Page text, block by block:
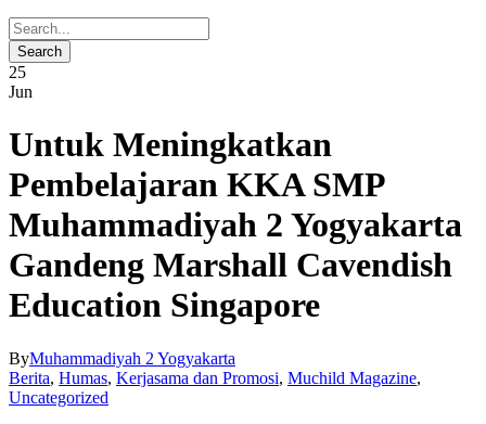
25
Jun
Untuk Meningkatkan
Pembelajaran KKA SMP
Muhammadiyah 2 Yogyakarta
Gandeng Marshall Cavendish
Education Singapore
ByMuhammadiyah 2 Yogyakarta
Berita, Humas, Kerjasama dan Promosi, Muchild Magazine,
Uncategorized